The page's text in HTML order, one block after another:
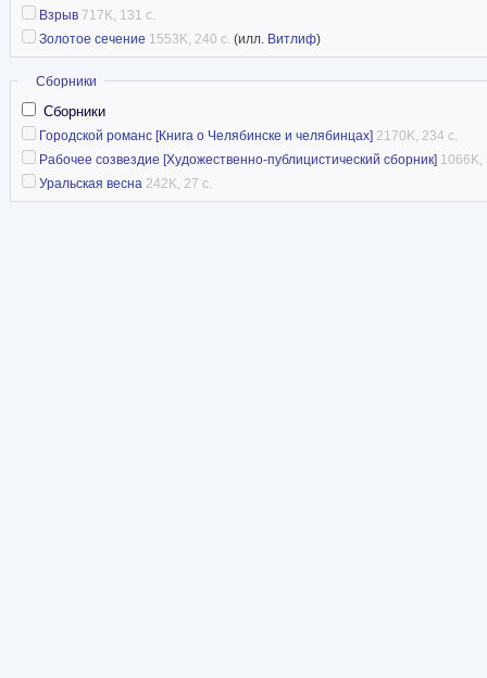
Ресовском).
Кирилл Шишов принимал участие в
масштабных проектов: «Пушкинский
«Челябинск-2000. Chelyabinsk-2000»,
фотографиях» (2000); энциклопедии
«Челябинская область» (2003-05).
В 2003-07 вышло собрание избранных
Взрыв 717K, 131 с.
Золотое сечение 1553K, 240 с. (илл. Витлиф)
Скрыть
Сборники
Сборники
Городской романс [Книга о Челябинске и челябинцах] 2170K, 234 с.
Рабочее созвездие [Художественно-публицистический сборник] 1066K,
Уральская весна 242K, 27 с.